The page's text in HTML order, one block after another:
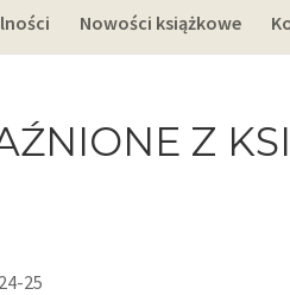
Nowości książkowe
Z
25